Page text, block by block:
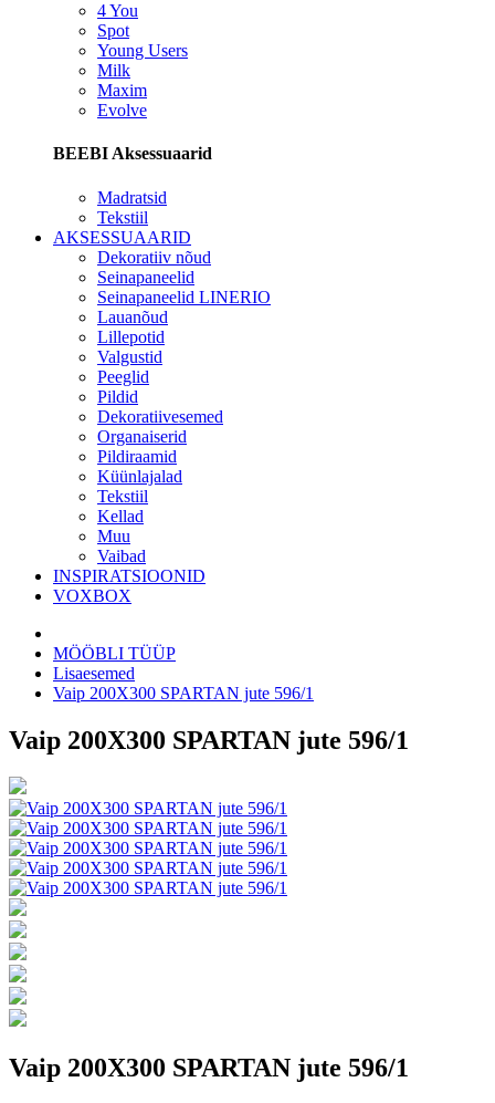
4 You
Spot
Young Users
Milk
Maxim
Evolve
BEEBI Aksessuaarid
Madratsid
Tekstiil
AKSESSUAARID
Dekoratiiv nõud
Seinapaneelid
Seinapaneelid LINERIO
Lauanõud
Lillepotid
Valgustid
Peeglid
Pildid
Dekoratiivesemed
Organaiserid
Pildiraamid
Küünlajalad
Tekstiil
Kellad
Muu
Vaibad
INSPIRATSIOONID
VOXBOX
MÖÖBLI TÜÜP
Lisaesemed
Vaip 200X300 SPARTAN jute 596/1
Vaip 200X300 SPARTAN jute 596/1
Vaip 200X300 SPARTAN jute 596/1